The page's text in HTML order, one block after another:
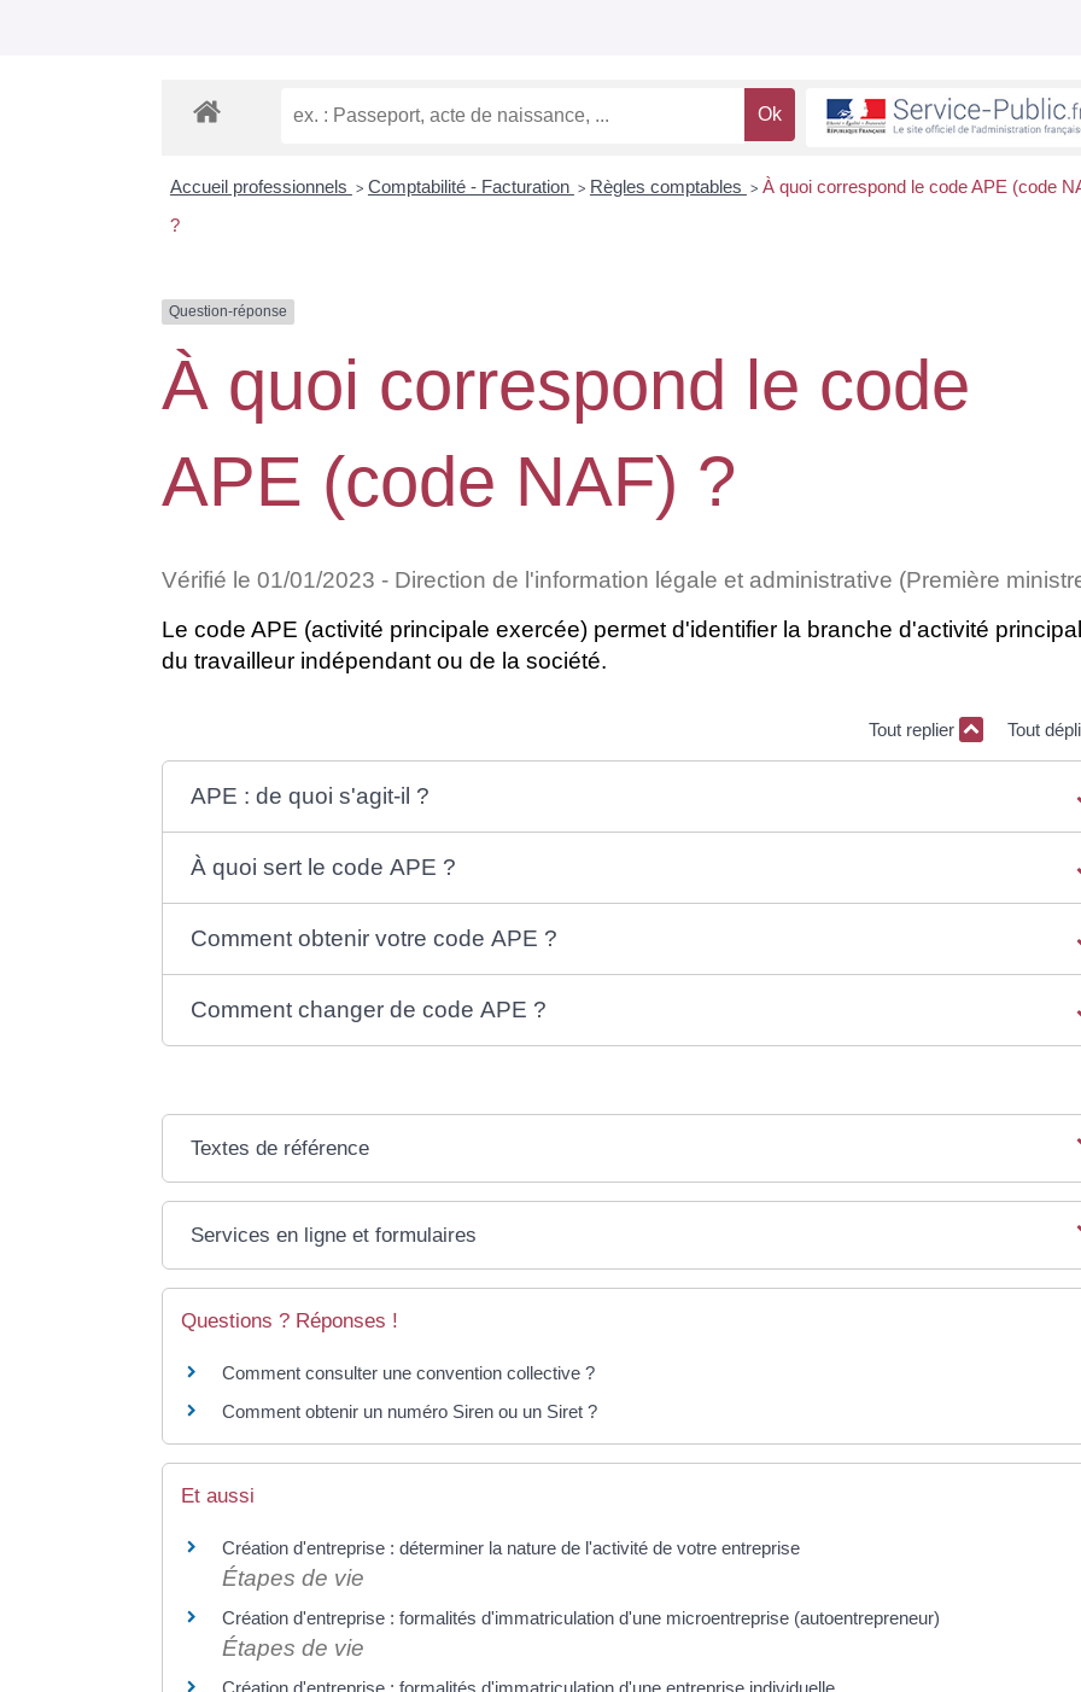
Accueil professionnels > Comptabilité - Facturation > Règles comptables > À quoi correspond le code APE (code
?
Question-réponse
À quoi correspond le code
APE (code NAF) ?
Vérifié le 01/01/2023 - Direction de l'information légale et administrative (Première
Le code APE (activité principale exercée) permet d'identifier la branche d'activité
du travailleur indépendant ou de la société.
Tout replier Tout
APE : de quoi s'agit-il ?
À quoi sert le code APE ?
Comment obtenir votre code APE ?
Comment changer de code APE ?
Textes de référence
Services en ligne et formulaires
Questions ? Réponses !
Comment consulter une convention collective ?
Comment obtenir un numéro Siren ou un Siret ?
Et aussi
Création d'entreprise : déterminer la nature de l'activité de votre entreprise
Étapes de vie
Création d'entreprise : formalités d'immatriculation d'une microentreprise (autoentrepreneur)
Étapes de vie